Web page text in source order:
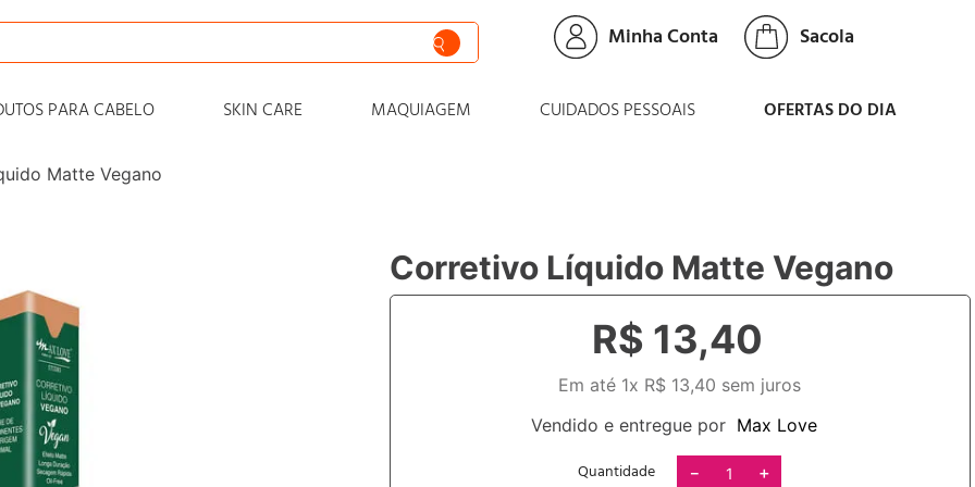
Minha Conta
PARA CABELO SKIN CARE MAQUIAGEM CUIDADOS PESSOAIS OFERTAS DO DIA
Matte Vegano
Corretivo Líquido Matte Vegano
R$ 13,40
Em até 1x R$ 13,40 sem juros
Vendido e entregue por Max Love
Quantidade ＋
－